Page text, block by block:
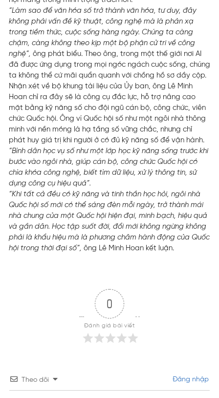
“Làm sao để văn hóa số trở thành văn hóa, tư duy, đây
không phải vấn đề kỹ thuật, công nghệ mà là phản xạ
trong tiềm thức, cuộc sống hàng ngày. Chúng ta càng
chậm, càng không theo kịp một bộ phận cử tri về công
nghệ”, ông phát biểu. Theo ông, trong một thế giới nơi AI
đã được ứng dụng trong mọi ngóc ngách cuộc sống, chúng
ta không thể cứ mãi quẩn quanh với chồng hồ sơ dầy cộp.
Nhận xét về bộ khung tài liệu của Ủy ban, ông Lê Minh
Hoan chỉ ra đây sẽ là công cụ đắc lực, hỗ trợ nâng cao
mặt bằng kỹ năng số cho đội ngũ cán bộ, công chức, viên
chức Quốc hội. Ông ví Quốc hội số như một ngôi nhà thông
minh với nền móng là hạ tầng số vững chắc, nhưng chỉ
phát huy giá trị khi người ở có đủ kỹ năng số để vận hành.
“Bình dân học vụ số như một lớp học kỹ năng sống trước khi
bước vào ngôi nhà, giúp cán bộ, công chức Quốc hội có
chìa khóa công nghệ, biết tìm dữ liệu, xử lý thông tin, sử
dụng công cụ hiệu quả”.
“Khi tất cả đều có kỹ năng và tinh thần học hỏi, ngôi nhà
Quốc hội số mới có thể sáng đèn mỗi ngày, trở thành mái
nhà chung của một Quốc hội hiện đại, minh bạch, hiệu quả
và gần dân. Học tập suốt đời, đổi mới không ngừng không
phải là khẩu hiệu mà là phương châm hành động của Quốc
hội trong thời đại số”, ông Lê Minh Hoan kết luận.
0
Đánh giá bài viết
Theo dõi Đăng nhập